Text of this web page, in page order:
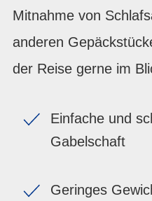
Mitnahme von
anderen
der Reise gerne im
Einfache und
Gabelschaft
Geringes